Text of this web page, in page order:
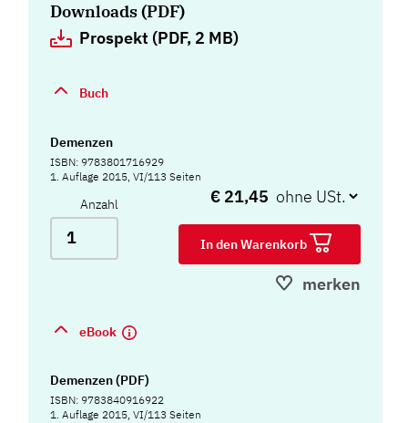
Downloads (PDF)
Prospekt (PDF, 2 MB)
Buch
Demenzen
ISBN: 9783801716929
1. Auflage 2015, VI/113 Seiten
Anzahl € 21,45
In den Warenkorb
merken
eBook
Demenzen (PDF)
ISBN: 9783840916922
1. Auflage 2015, VI/113 Seiten